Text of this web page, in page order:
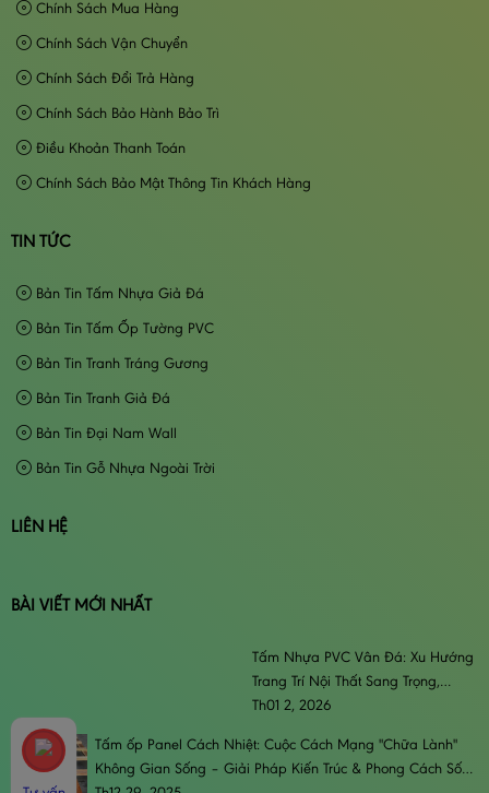
Chính Sách Mua Hàng
Chính Sách Vận Chuyển
Chính Sách Đổi Trả Hàng
Chính Sách Bảo Hành Bảo Trì
Điều Khoản Thanh Toán
Chính Sách Bảo Mật Thông Tin Khách Hàng
TIN TỨC
Bản Tin Tấm Nhựa Giả Đá
Bản Tin Tấm Ốp Tường PVC
Bản Tin Tranh Tráng Gương
Bản Tin Tranh Giả Đá
Bản Tin Đại Nam Wall
Bản Tin Gỗ Nhựa Ngoài Trời
LIÊN HỆ
BÀI VIẾT MỚI NHẤT
Tấm Nhựa PVC Vân Đá: Xu Hướng
Trang Trí Nội Thất Sang Trọng,
Đẳng Cấp & Bền Bỉ
Th01 2, 2026
Tấm ốp Panel Cách Nhiệt: Cuộc Cách Mạng "Chữa Lành"
Không Gian Sống – Giải Pháp Kiến Trúc & Phong Cách Sống